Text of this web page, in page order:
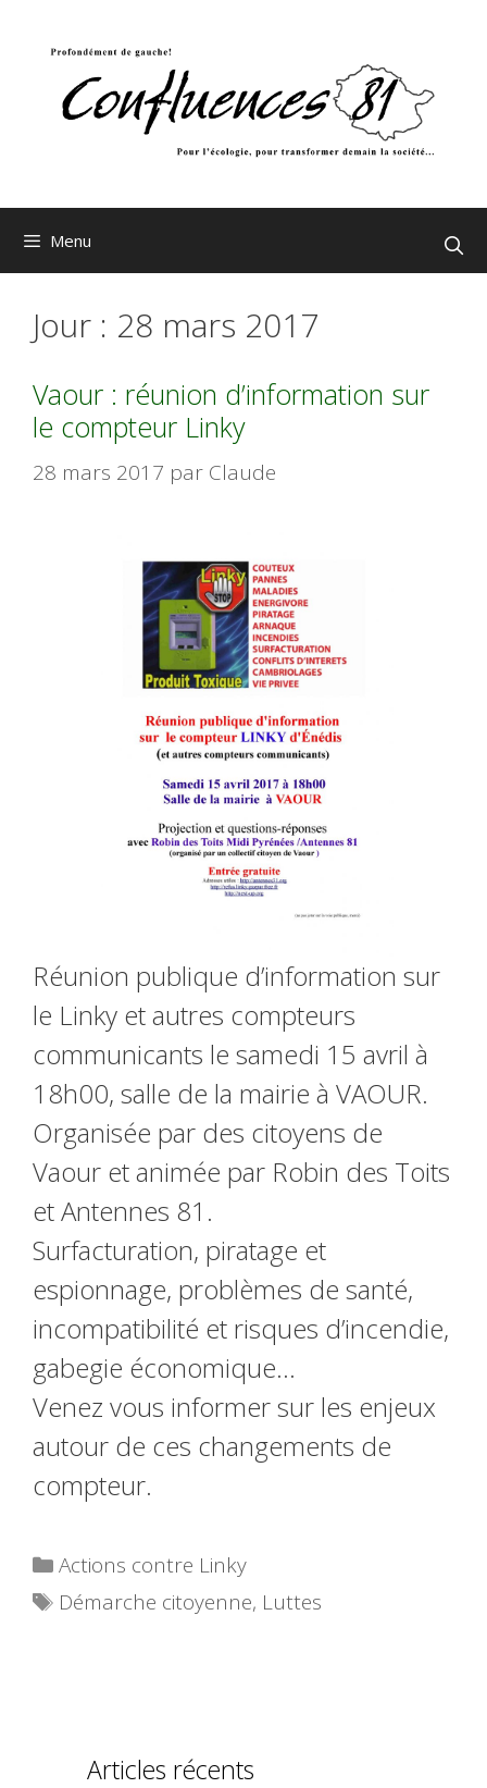
Menu
Jour : 28 mars 2017
Vaour : réunion d’information sur
le compteur Linky
28 mars 2017 par Claude
Réunion publique d’information sur
le Linky et autres compteurs
communicants le samedi 15 avril à
18h00, salle de la mairie à VAOUR.
Organisée par des citoyens de
Vaour et animée par Robin des Toits
et Antennes 81.
Surfacturation, piratage et
espionnage, problèmes de santé,
incompatibilité et risques d’incendie,
gabegie économique…
Venez vous informer sur les enjeux
autour de ces changements de
compteur.
Catégories
Actions contre Linky
Étiquettes
Démarche citoyenne, Luttes
Articles récents